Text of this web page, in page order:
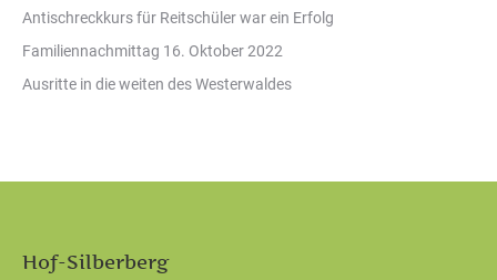
Antischreckkurs für Reitschüler war ein Erfolg
Familiennachmittag 16. Oktober 2022
Ausritte in die weiten des Westerwaldes
Hof-Silberberg